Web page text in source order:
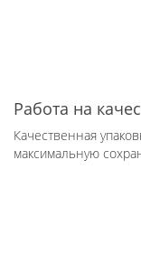
Работа на
Качественная
максимальную